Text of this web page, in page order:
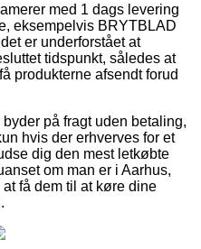
med 1 dags levering
eksempelvis BRYTBLAD
er underforstået at
tidspunkt, således at
produkterne afsendt forud
på fragt uden betaling,
hvis der erhverves for et
dig den mest letkøbte
om man er i Aarhus,
få dem til at køre dine